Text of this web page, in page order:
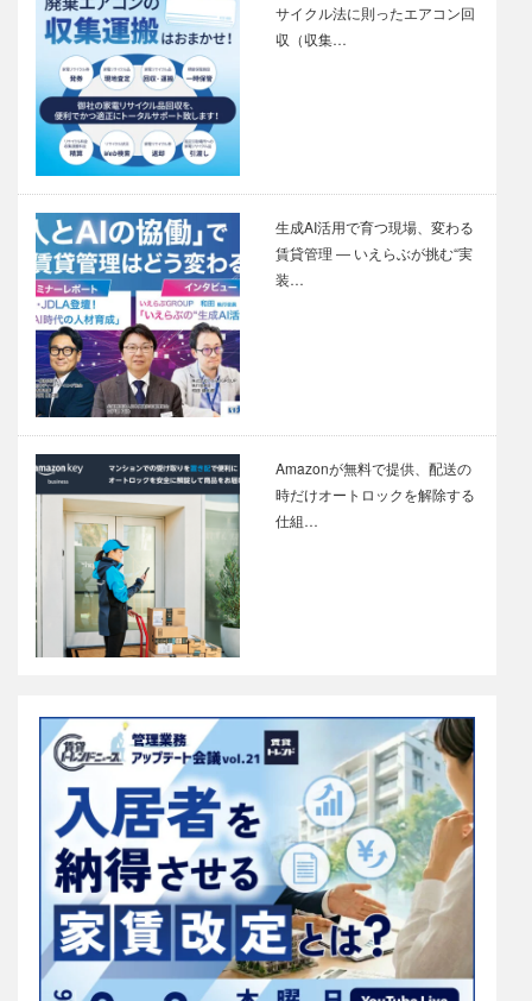
サイクル法に則ったエアコン回
収（収集…
生成AI活用で育つ現場、変わる
賃貸管理 ― いえらぶが挑む“実
装…
Amazonが無料で提供、配送の
時だけオートロックを解除する
仕組…